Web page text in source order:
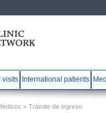
visits International patients
> Trámite de ingreso